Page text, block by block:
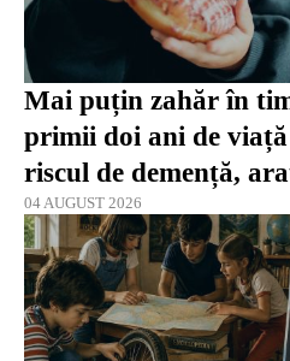
Mai puțin zahăr în
primii doi ani de
riscul de demență,
04 AUGUST 2026